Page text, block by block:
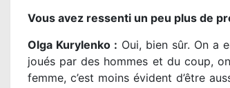
Vous avez ressenti un peu plus de
Olga Kurylenko : Oui, bien sûr. On a
joués par des hommes et du coup,
femme, c’est moins évident d’être